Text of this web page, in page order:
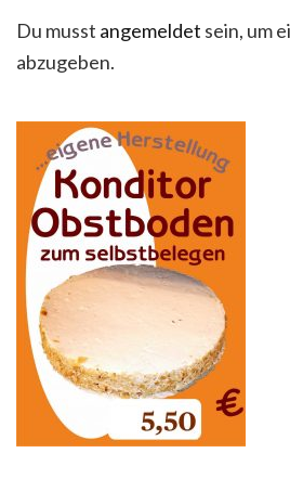
Du musst angemeldet sein, um
abzugeben.